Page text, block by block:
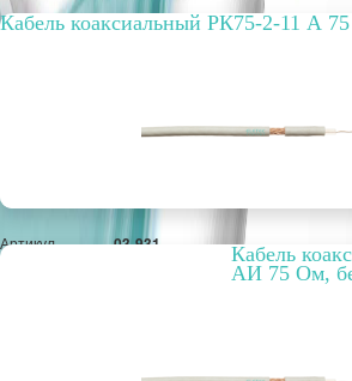
Кабель коаксиальный РК75-2-11 А
Артикул 03-931
Кабель
АИ 75 Ом,